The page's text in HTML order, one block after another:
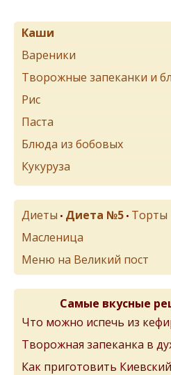
Каши
Вареники
Творожные запеканки и
Рис
Паста
Блюда из бобовых
Кукуруза
Диеты • Диета №5 • Торты
Масленица
Меню на Великий пост
Самые вкусные
Что можно испечь из
Творожная запеканка в
Как приготовить